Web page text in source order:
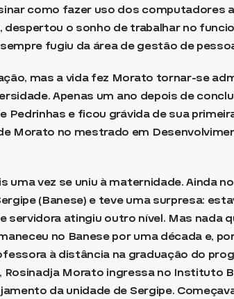
como fazer uso dos computadores
despertou o sonho de trabalhar no
fugiu da área de gestão de
mas a vida fez Morato tornar-se
Apenas um ano depois de
Pedrinhas e ficou grávida de sua
Morato no mestrado em
uma vez se uniu à maternidade. Ainda
(Banese) e teve uma surpresa:
servidora atingiu outro nível. Mas nada
no Banese por uma década e,
à distância na graduação do
Rosinadja Morato ingressa no Instituto
da unidade de Sergipe.